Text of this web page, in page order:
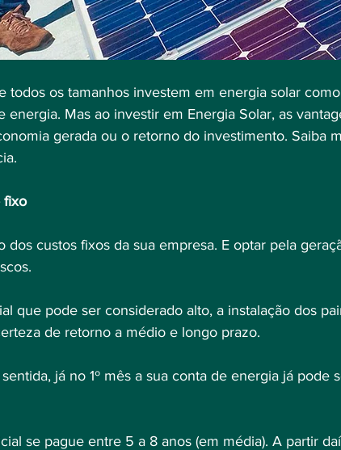
energia. Mas ao investir em Energia Solar, as
gerada ou o retorno do investimento. Saiba
fixo
dos custos fixos da sua empresa. E optar pela
que pode ser considerado alto, a instalação dos
de retorno a médio e longo prazo.
já no 1º mês a sua conta de energia já pode
se pague entre 5 a 8 anos (em média). A partir